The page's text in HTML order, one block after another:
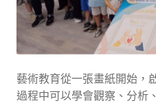
藝術教育從一張畫紙開始，
過程中可以學會觀察、分析